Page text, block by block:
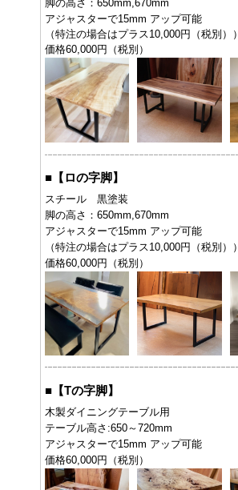
脚の高さ：650mm,670mm
アジャスターで15mm アップ可能
（特注の場合はプラス10,000円（税別））
価格60,000円（税別）
■ 【ロの字脚】
スチール 黒塗装
脚の高さ：650mm,670mm
アジャスターで15mm アップ可能
（特注の場合はプラス10,000円（税別））
価格60,000円（税別）
■ 【Tの字脚】
木製ダイニングテーブル用
テーブル高さ:650～720mm
アジャスターで15mm アップ可能
価格60,000円（税別）